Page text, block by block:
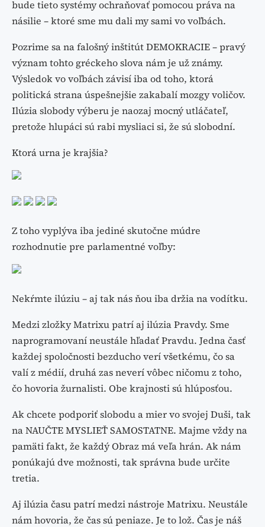
bude tieto systémy ochraňovať pomocou práva na
násilie – ktoré sme mu dali my sami vo voľbách.
Pozrime sa na falošný inštitút DEMOKRACIE – pravý
význam tohto gréckeho slova nám je už známy.
Výsledok vo voľbách závisí iba od toho, ktorá
politická strana úspešnejšie zakabalí mozgy voličov.
Ilúzia slobody výberu je naozaj mocný utláčateľ,
pretože hlupáci sú rabi mysliaci si, že sú slobodní.
Ktorá urna je krajšia?
Z toho vyplýva iba jediné skutočne múdre
rozhodnutie pre parlamentné voľby:
Nekŕmte ilúziu – aj tak nás ňou iba držia na vodítku.
Medzi zložky Matrixu patrí aj ilúzia Pravdy. Sme
naprogramovaní neustále hľadať Pravdu. Jedna časť
každej spoločnosti bezducho verí všetkému, čo sa
valí z médií, druhá zas neverí vôbec ničomu z toho,
čo hovoria žurnalisti. Obe krajnosti sú hlúposťou.
Ak chcete podporiť slobodu a mier vo svojej Duši, tak
na NAUČTE MYSLIEŤ SAMOSTATNE. Majme vždy na
pamäti fakt, že každý Obraz má veľa hrán. Ak nám
ponúkajú dve možnosti, tak správna bude určite
tretia.
Aj ilúzia času patrí medzi nástroje Matrixu. Neustále
nám hovoria, že čas sú peniaze. Je to lož. Čas je náš